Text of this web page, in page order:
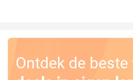
Ontdek de beste